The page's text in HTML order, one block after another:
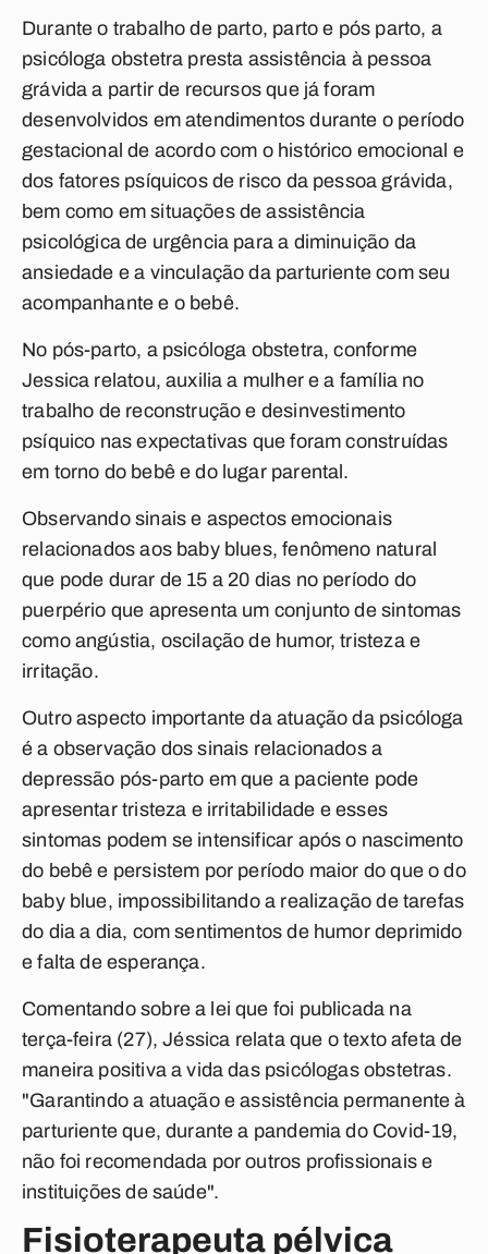
Durante o trabalho de parto, parto e pós parto, a
psicóloga obstetra presta assistência à pessoa
grávida a partir de recursos que já foram
desenvolvidos em atendimentos durante o período
gestacional de acordo com o histórico emocional e
dos fatores psíquicos de risco da pessoa grávida,
bem como em situações de assistência
psicológica de urgência para a diminuição da
ansiedade e a vinculação da parturiente com seu
acompanhante e o bebê.
No pós-parto, a psicóloga obstetra, conforme
Jessica relatou, auxilia a mulher e a família no
trabalho de reconstrução e desinvestimento
psíquico nas expectativas que foram construídas
em torno do bebê e do lugar parental.
Observando sinais e aspectos emocionais
relacionados aos baby blues, fenômeno natural
que pode durar de 15 a 20 dias no período do
puerpério que apresenta um conjunto de sintomas
como angústia, oscilação de humor, tristeza e
irritação.
Outro aspecto importante da atuação da psicóloga
é a observação dos sinais relacionados a
depressão pós-parto em que a paciente pode
apresentar tristeza e irritabilidade e esses
sintomas podem se intensificar após o nascimento
do bebê e persistem por período maior do que o do
baby blue, impossibilitando a realização de tarefas
do dia a dia, com sentimentos de humor deprimido
e falta de esperança.
Comentando sobre a lei que foi publicada na
terça-feira (27), Jéssica relata que o texto afeta de
maneira positiva a vida das psicólogas obstetras.
"Garantindo a atuação e assistência permanente à
parturiente que, durante a pandemia do Covid-19,
não foi recomendada por outros profissionais e
instituições de saúde".
Fisioterapeuta pélvica